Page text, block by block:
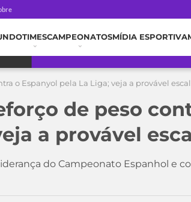
TIMESCAMPEONATOSMÍDIA ESPORTIVA
o Espanyol pela La Liga; veja a provável
de peso
a provável
do Campeonato Espanhol e